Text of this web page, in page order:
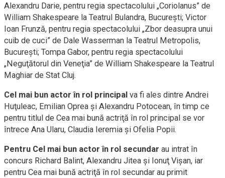
Alexandru Darie, pentru regia spectacolului „Coriolanus” de
William Shakespeare la Teatrul Bulandra, Bucureşti; Victor
Ioan Frunză, pentru regia spectacolului „Zbor deasupra unui
cuib de cuci” de Dale Wasserman la Teatrul Metropolis,
Bucureşti; Tompa Gabor, pentru regia spectacolului
„Neguţătorul din Veneţia” de William Shakespeare la Teatrul
Maghiar de Stat Cluj.
Cel mai bun actor în rol principal va fi ales dintre Andrei
Huţuleac, Emilian Oprea şi Alexandru Potocean, în timp ce
pentru titlul de Cea mai bună actriţă în rol principal se vor
întrece Ana Ularu, Claudia Ieremia şi Ofelia Popii.
Pentru Cel mai bun actor în rol secundar au intrat în
concurs Richard Balint, Alexandru Jitea şi Ionuţ Vişan, iar
pentru Cea mai bună actriţă în rol secundar au primit